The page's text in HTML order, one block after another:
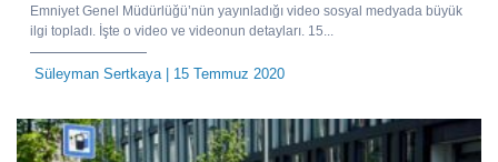
Emniyet Genel Müdürlüğü’nün yayınladığı video sosyal medyada büyük
ilgi topladı. İşte o video ve videonun detayları. 15...
Süleyman Sertkaya | 15 Temmuz 2020